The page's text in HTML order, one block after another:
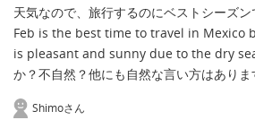
天気なので、旅行するのにベストシーズ
Feb is the best time to travel in Mexico
is pleasant and sunny due to the dry
か？不自然？他にも自然な言い方はありま
Shimoさん